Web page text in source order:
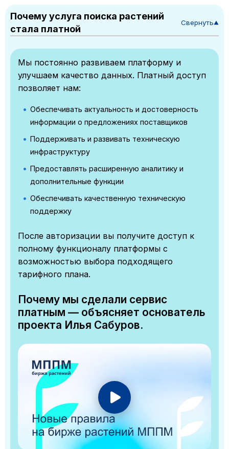
Почему услуга поиска растений
стала платной
Свернуть▼
Мы постоянно развиваем платформу и
улучшаем качество данных. Платный доступ
позволяет нам:
Обеспечивать актуальность и достоверность
информации о предложениях поставщиков
Поддерживать и развивать техническую
инфраструктуру
Предоставлять расширенную аналитику и
дополнительные функции
Обеспечивать качественную техническую
поддержку
После авторизации вы получите доступ к
полному функционалу платформы с
возможностью выбора подходящего
тарифного плана.
Почему мы сделали сервис
платным — объясняет основатель
проекта Илья Сабуров.